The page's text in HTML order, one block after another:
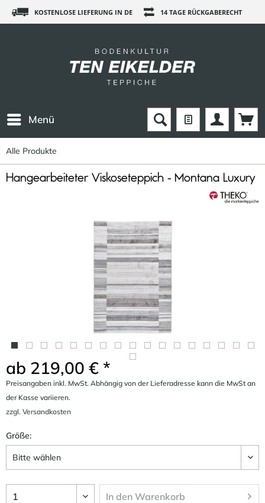
KOSTENLOSE LIEFERUNG IN DE 14 TAGE RÜCKGABERECHT
Menü
Alle Produkte
Hangearbeiteter Viskoseteppich - Montana Luxury
ab 219,00 € *
Preisangaben inkl. MwSt. Abhängig von der Lieferadresse kann die MwSt an
der Kasse variieren.
zzgl. Versandkosten
Größe:
In den Warenkorb